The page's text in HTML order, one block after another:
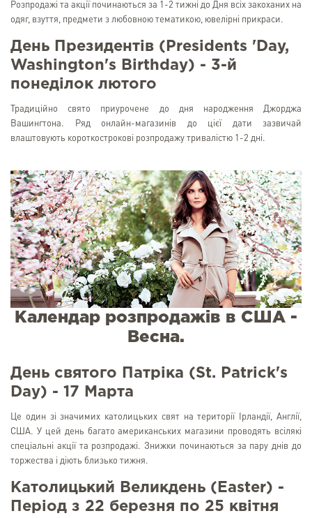
Розпродажі та акції починаються за 1-2 тижні до Дня всіх закоханих на
одяг, взуття, предмети з любовною тематикою, ювелірні прикраси.
День Президентів (Presidents 'Day,
Washington's Birthday) - 3-й
понеділок лютого
Традиційно свято приурочене до дня народження Джорджа
Вашингтона. Ряд онлайн-магазинів до цієї дати зазвичай
влаштовують короткострокові розпродажу тривалістю 1-2 дні.
Календар розпродажів в США -
Весна.
День святого Патріка (St. Patrick's
Day) - 17 Марта
Це один зі значимих католицьких свят на території Ірландії, Англії,
США. У цей день багато американських магазини проводять всілякі
спеціальні акції та розпродажі. Знижки починаються за пару днів до
торжества і діють близько тижня.
Католицький Великдень (Easter) -
Період з 22 березня по 25 квітня